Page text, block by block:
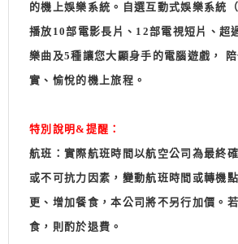
的機上娛樂系統。自選互動式娛樂系統
播放10部電影長片、12部電視短片、超
樂曲及5種讓您大顯身手的電腦遊戲，
實、愉悅的機上旅程。
特別說明&提醒：
航班：實際航班時間以航空公司為最終
或不可抗力因素，變動航班時間或轉機
更、增加餐食，本公司將不另行加價。
食，則酌於退費。